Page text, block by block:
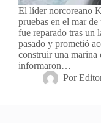
El líder norcoreano
pruebas en el mar
fue reparado tras un
pasado y prometió
construir una marina
informaron…
Por